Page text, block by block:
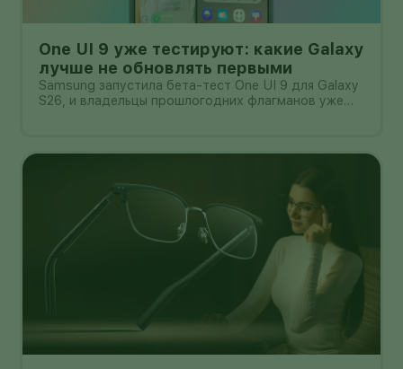
One UI 9 уже тестируют: какие Galaxy
лучше не обновлять первыми
Samsung запустила бета-тест One UI 9 для Galaxy
S26, и владельцы прошлогодних флагманов уже